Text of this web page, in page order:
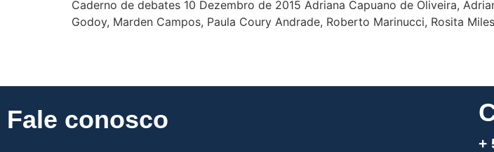
Caderno de debates 10 Dezembro de 2015 Adriana Capuano de Oliveira,
Godoy, Marden Campos, Paula Coury Andrade, Roberto Marinucci, Rosita
Fale conosco
+